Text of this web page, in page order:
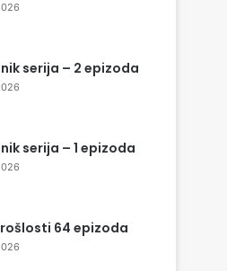
serija – 2 epizoda
serija – 1 epizoda
64 epizoda